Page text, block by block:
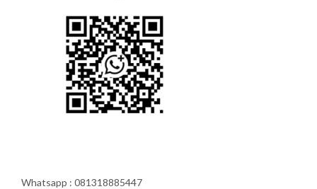
Whatsapp : 081318885447